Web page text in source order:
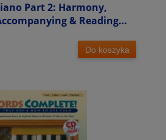
Part 2: Harmony,
& Reading
na fortepian odDo koszyka